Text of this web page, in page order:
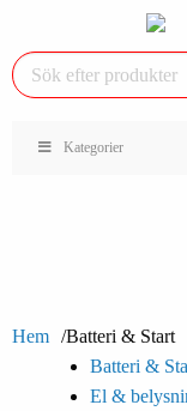
Kategorier
Hem
Batteri & Start
Batteri &
El &